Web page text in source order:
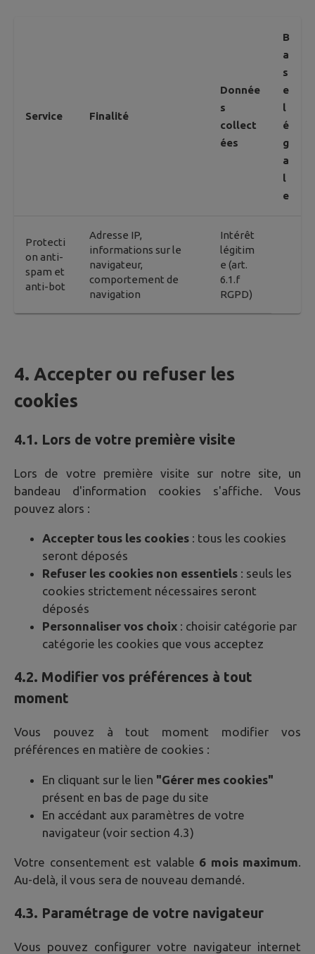
Service Finalité
Donnée
s
collect
ées
B
a
s
e
l
é
g
a
l
e
Protecti
on anti-
spam et
anti-bot
Adresse IP,
informations sur le
navigateur,
comportement de
navigation
Intérêt
légitim
e (art.
6.1.f
RGPD)
4. Accepter ou refuser les
cookies
4.1. Lors de votre première visite
Lors de votre première visite sur notre site, un
bandeau d'information cookies s'affiche. Vous
pouvez alors :
Accepter tous les cookies : tous les cookies
seront déposés
Refuser les cookies non essentiels : seuls les
cookies strictement nécessaires seront
déposés
Personnaliser vos choix : choisir catégorie par
catégorie les cookies que vous acceptez
4.2. Modifier vos préférences à tout
moment
Vous pouvez à tout moment modifier vos
préférences en matière de cookies :
En cliquant sur le lien "Gérer mes cookies"
présent en bas de page du site
En accédant aux paramètres de votre
navigateur (voir section 4.3)
Votre consentement est valable 6 mois maximum
Au-delà, il vous sera de nouveau demandé.
4.3. Paramétrage de votre navigateur
Vous pouvez configurer votre navigateur internet